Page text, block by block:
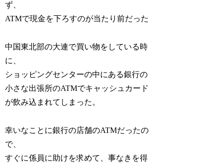
ず、
ATMで現金を下ろすのが当たり前だった
中国東北部の大連で買い物をしている時
に、
ショッピングセンターの中にある銀行の
小さな出張所のATMでキャッシュカード
が飲み込まれてしまった。
幸いなことに銀行の店舗のATMだったの
で、
すぐに係員に助けを求めて、事なきを得